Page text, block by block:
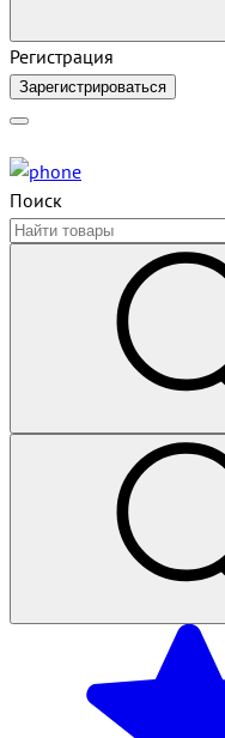
Регистрация
Зарегистрироваться
Поиск